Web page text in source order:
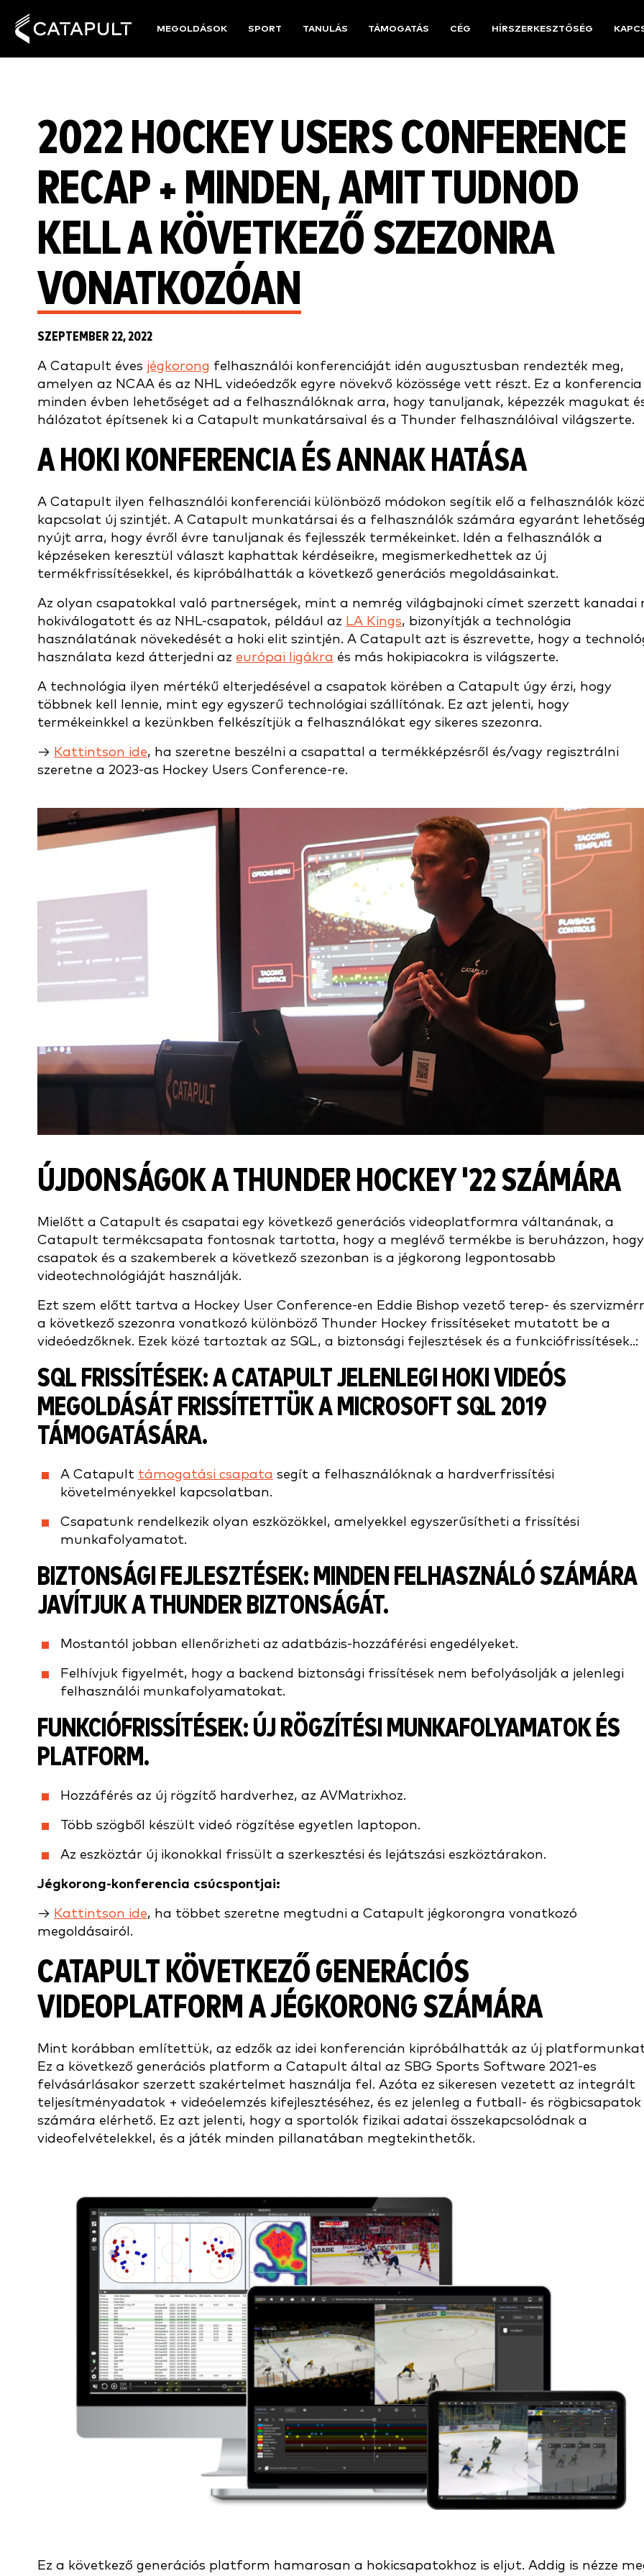
MEGOLDÁSOK SPORT TANULÁS TÁMOGATÁS CÉG HÍRSZERKESZTŐSÉG
2022 HOCKEY USERS CONFERENCE
RECAP + MINDEN, AMIT TUDNOD
KELL A KÖVETKEZŐ SZEZONRA
VONATKOZÓAN
SZEPTEMBER 22, 2022
A Catapult éves jégkorong felhasználói konferenciáját idén augusztusban rendezték meg,
amelyen az NCAA és az NHL videóedzők egyre növekvő közössége vett részt. Ez a konferencia
minden évben lehetőséget ad a felhasználóknak arra, hogy tanuljanak, képezzék magukat
hálózatot építsenek ki a Catapult munkatársaival és a Thunder felhasználóival világszerte.
A HOKI KONFERENCIA ÉS ANNAK HATÁSA
A Catapult ilyen felhasználói konferenciái különböző módokon segítik elő a felhasználók
kapcsolat új szintjét. A Catapult munkatársai és a felhasználók számára egyaránt
nyújt arra, hogy évről évre tanuljanak és fejlesszék termékeinket. Idén a felhasználók a
képzéseken keresztül választ kaphattak kérdéseikre, megismerkedhettek az új
termékfrissítésekkel, és kipróbálhatták a következő generációs megoldásainkat.
Az olyan csapatokkal való partnerségek, mint a nemrég világbajnoki címet szerzett kanadai
hokiválogatott és az NHL-csapatok, például az LA Kings, bizonyítják a technológia
használatának növekedését a hoki elit szintjén. A Catapult azt is észrevette, hogy a
használata kezd átterjedni az európai ligákra és más hokipiacokra is világszerte.
A technológia ilyen mértékű elterjedésével a csapatok körében a Catapult úgy érzi, hogy
többnek kell lennie, mint egy egyszerű technológiai szállítónak. Ez azt jelenti, hogy
termékeinkkel a kezünkben felkészítjük a felhasználókat egy sikeres szezonra.
→ Kattintson ide, ha szeretne beszélni a csapattal a termékképzésről és/vagy regisztrálni
szeretne a 2023-as Hockey Users Conference-re.
ÚJDONSÁGOK A THUNDER HOCKEY '22 SZÁMÁRA
Mielőtt a Catapult és csapatai egy következő generációs videoplatformra váltanának, a
Catapult termékcsapata fontosnak tartotta, hogy a meglévő termékbe is beruházzon,
csapatok és a szakemberek a következő szezonban is a jégkorong legpontosabb
videotechnológiáját használják.
Ezt szem előtt tartva a Hockey User Conference-en Eddie Bishop vezető terep- és
a következő szezonra vonatkozó különböző Thunder Hockey frissítéseket mutatott be a
videóedzőknek. Ezek közé tartoztak az SQL, a biztonsági fejlesztések és a funkciófrissítések..:
SQL FRISSÍTÉSEK:A CATAPULT JELENLEGI HOKI VIDEÓS
MEGOLDÁSÁT FRISSÍTETTÜK A MICROSOFT SQL 2019
TÁMOGATÁSÁRA.
A Catapult támogatási csapata segít a felhasználóknak a hardverfrissítési
követelményekkel kapcsolatban.
Csapatunk rendelkezik olyan eszközökkel, amelyekkel egyszerűsítheti a frissítési
munkafolyamatot.
BIZTONSÁGI FEJLESZTÉSEK: MINDEN FELHASZNÁLÓ SZÁMÁRA
JAVÍTJUK A THUNDER BIZTONSÁGÁT.
Mostantól jobban ellenőrizheti az adatbázis-hozzáférési engedélyeket.
Felhívjuk figyelmét, hogy a backend biztonsági frissítések nem befolyásolják a jelenlegi
felhasználói munkafolyamatokat.
FUNKCIÓFRISSÍTÉSEK: ÚJ RÖGZÍTÉSI MUNKAFOLYAMATOK ÉS
PLATFORM.
Hozzáférés az új rögzítő hardverhez, az AVMatrixhoz.
Több szögből készült videó rögzítése egyetlen laptopon.
Az eszköztár új ikonokkal frissült a szerkesztési és lejátszási eszköztárakon.
Jégkorong-konferencia csúcspontjai:
→ Kattintson ide, ha többet szeretne megtudni a Catapult jégkorongra vonatkozó
megoldásairól.
CATAPULT KÖVETKEZŐ GENERÁCIÓS
VIDEOPLATFORM A JÉGKORONG SZÁMÁRA
Mint korábban említettük, az edzők az idei konferencián kipróbálhatták az új
Ez a következő generációs platform a Catapult által az SBG Sports Software 2021-es
felvásárlásakor szerzett szakértelmet használja fel. Azóta ez sikeresen vezetett az integrált
teljesítményadatok + videóelemzés kifejlesztéséhez, és ez jelenleg a futball- és rögbicsapatok
számára elérhető. Ez azt jelenti, hogy a sportolók fizikai adatai összekapcsolódnak a
videofelvételekkel, és a játék minden pillanatában megtekinthetők.
Ez a következő generációs platform hamarosan a hokicsapatokhoz is eljut. Addig is nézze